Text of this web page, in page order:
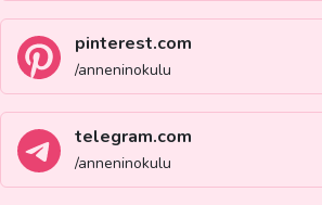
pinterest.com
/anneninokulu
telegram.com
/anneninokulu